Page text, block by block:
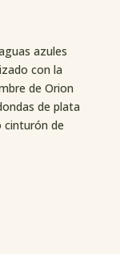
azules
con la
de Orion
de plata
cinturón de